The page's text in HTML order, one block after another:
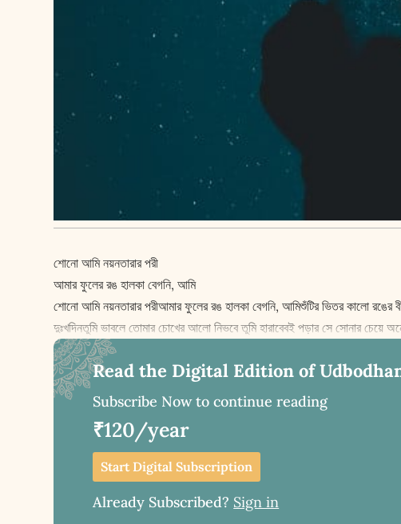
শোনো আমি নয়নতারার পরী
আমার ফুলের রঙ হালকা বেগনি, আমি
শোনো আমি নয়নতারার পরীআমার ফুলের রঙ হালকা বেগনি, আমিশুঁটির ভিতর কালো রঙের
দুঃখদিনতুমি ভাবলে তোমার চোখের আলো নিভবে তুমি হারাবেবই পড়ার সে সোনার চেয়ে
Read the Digital Edition of
Subscribe Now to continue reading
₹120/year
Start Digital Subscription
Already Subscribed? Sign in